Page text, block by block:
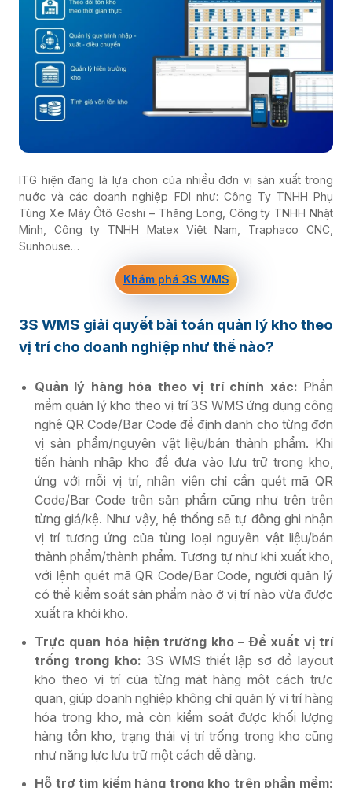
ITG hiện đang là lựa chọn của nhiều đơn vị sản xuất trong
nước và các doanh nghiệp FDI như: Công Ty TNHH Phụ
Tùng Xe Máy Ôtô Goshi – Thăng Long, Công ty TNHH Nhật
Minh, Công ty TNHH Matex Việt Nam, Traphaco CNC,
Sunhouse…
Khám phá 3S WMS
3S WMS giải quyết bài toán quản lý kho theo
vị trí cho doanh nghiệp như thế nào?
Quản lý hàng hóa theo vị trí chính xác: Phần
mềm quản lý kho theo vị trí 3S WMS ứng dụng công
nghệ QR Code/Bar Code để định danh cho từng đơn
vị sản phẩm/nguyên vật liệu/bán thành phẩm. Khi
tiến hành nhập kho để đưa vào lưu trữ trong kho,
ứng với mỗi vị trí, nhân viên chỉ cần quét mã QR
Code/Bar Code trên sản phẩm cũng như trên trên
từng giá/kệ. Như vậy, hệ thống sẽ tự động ghi nhận
vị trí tương ứng của từng loại nguyên vật liệu/bán
thành phẩm/thành phẩm. Tương tự như khi xuất kho,
với lệnh quét mã QR Code/Bar Code, người quản lý
có thể kiểm soát sản phẩm nào ở vị trí nào vừa được
xuất ra khỏi kho.
Trực quan hóa hiện trường kho – Đề xuất vị trí
trống trong kho: 3S WMS thiết lập sơ đồ layout
kho theo vị trí của từng mặt hàng một cách trực
quan, giúp doanh nghiệp không chỉ quản lý vị trí hàng
hóa trong kho, mà còn kiểm soát được khối lượng
hàng tồn kho, trạng thái vị trí trống trong kho cũng
như năng lực lưu trữ một cách dễ dàng.
Hỗ trợ tìm kiếm hàng trong kho trên phần mềm: